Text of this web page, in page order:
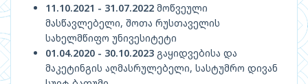
11.10.2021 - 31.07.2022 მოწვეული
მასწავლებელი, შოთა რუსთაველის
სახელმწიფო უნივესიტეტი
01.04.2020 - 30.10.2023 გაყიდვებისა და
მაკეტინგის აღმასრულებელი, სასტუმრო დივან